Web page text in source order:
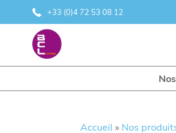
+33 (0)4 72 53 08 12
Accueil » Nos